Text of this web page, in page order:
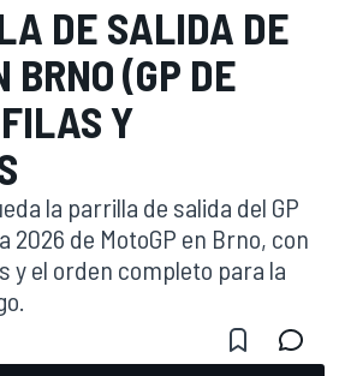
DE SALIDA DE
BRNO (GP DE
Y
la parrilla de salida del GP
2026 de MotoGP en Brno, con
y el orden completo para la